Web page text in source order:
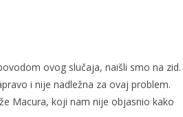
ovog slučaja, naišli smo na zid.
i nije nadležna za ovaj problem.
Macura, koji nam nije objasnio kako